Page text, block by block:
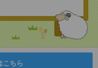
こちら